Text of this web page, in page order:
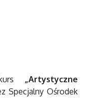
„Artystyczne
Specjalny Ośrodek